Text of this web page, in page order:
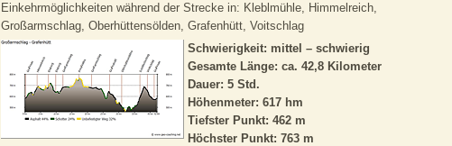
Einkehrmöglichkeiten während der Strecke in: Kleblmühle, Himmelreich,
Großarmschlag, Oberhüttensölden, Grafenhütt, Voitschlag
Schwierigkeit: mittel – schwierig
Gesamte Länge: ca. 42,8 Kilometer
Dauer: 5 Std.
Höhenmeter: 617 hm
Tiefster Punkt: 462 m
Höchster Punkt: 763 m